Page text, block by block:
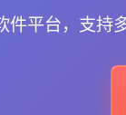
件平台，支持